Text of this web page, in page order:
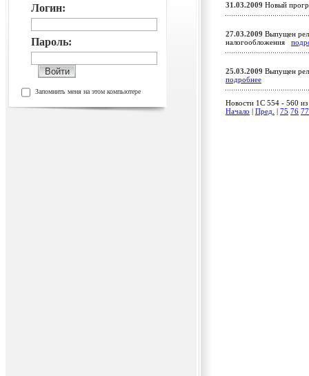
Логин:
Пароль:
Запомнить меня на этом компьютере
31.03.2009 Новый
27.03.2009 Выпущен
налогообложения
25.03.2009 Выпущен
подробнее
Новости 1C 554 - 560
Начало
Пред. 75 76 77